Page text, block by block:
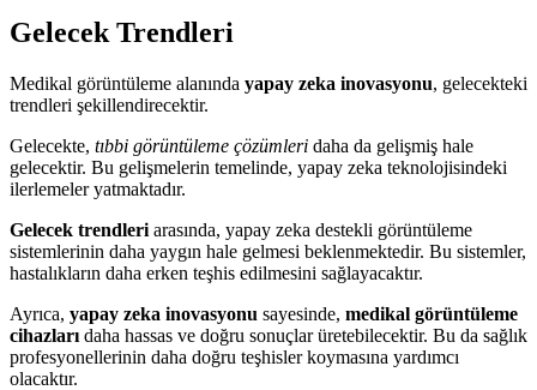
Gelecek Trendleri
Medikal görüntüleme alanında yapay zeka inovasyonu, gelecekteki
trendleri şekillendirecektir.
Gelecekte, tıbbi görüntüleme çözümleri daha da gelişmiş hale
gelecektir. Bu gelişmelerin temelinde, yapay zeka teknolojisindeki
ilerlemeler yatmaktadır.
Gelecek trendleri arasında, yapay zeka destekli görüntüleme
sistemlerinin daha yaygın hale gelmesi beklenmektedir. Bu sistemler,
hastalıkların daha erken teşhis edilmesini sağlayacaktır.
Ayrıca, yapay zeka inovasyonu sayesinde, medikal görüntüleme
cihazları daha hassas ve doğru sonuçlar üretebilecektir. Bu da sağlık
profesyonellerinin daha doğru teşhisler koymasına yardımcı
olacaktır.